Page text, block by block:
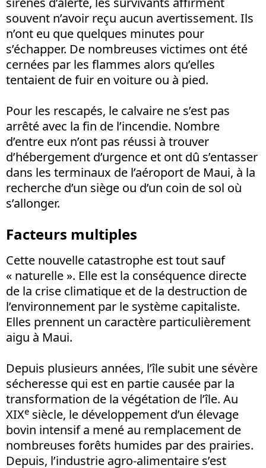
souvent n’avoir reçu aucun avertissement. Ils
n’ont eu que quelques minutes pour
s’échapper. De nombreuses victimes ont été
cernées par les flammes alors qu’elles
tentaient de fuir en voiture ou à pied.
Pour les rescapés, le calvaire ne s’est pas
arrêté avec la fin de l’incendie. Nombre
d’entre eux n’ont pas réussi à trouver
d’hébergement d’urgence et ont dû s’entasser
dans les terminaux de l’aéroport de Maui, à la
recherche d’un siège ou d’un coin de sol où
s’allonger.
Facteurs multiples
Cette nouvelle catastrophe est tout sauf
« naturelle ». Elle est la conséquence directe
de la crise climatique et de la destruction de
l’environnement par le système capitaliste.
Elles prennent un caractère particulièrement
aigu à Maui.
Depuis plusieurs années, l’île subit une sévère
sécheresse qui est en partie causée par la
transformation de la végétation de l’île. Au
XIXe siècle, le développement d’un élevage
bovin intensif a mené au remplacement de
nombreuses forêts humides par des prairies.
Depuis, l’industrie agro-alimentaire s’est